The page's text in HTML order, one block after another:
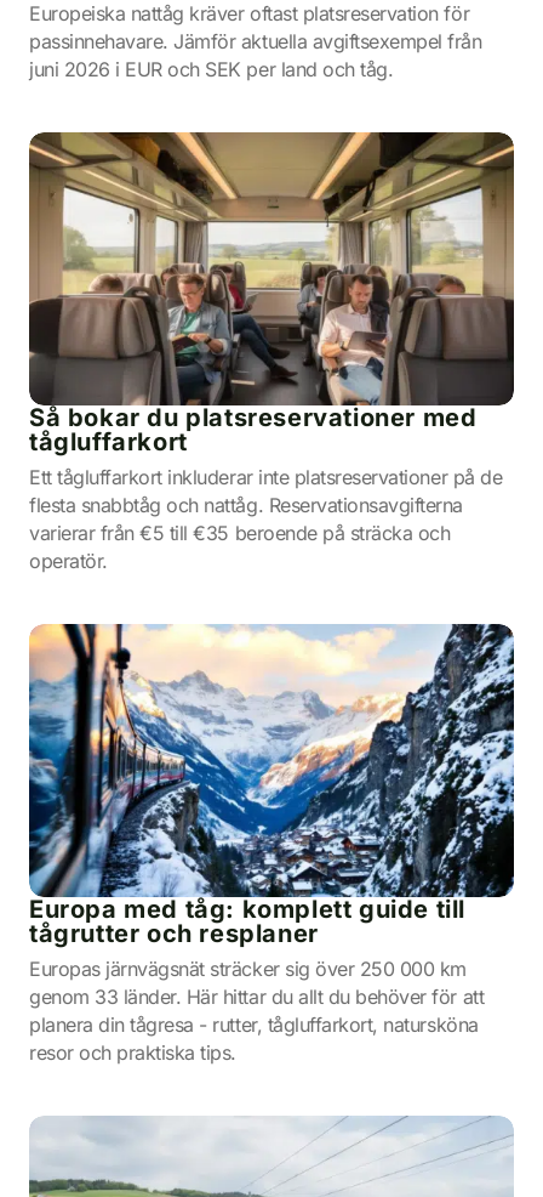
Europeiska nattåg kräver oftast platsreservation för
passinnehavare. Jämför aktuella avgiftsexempel från
juni 2026 i EUR och SEK per land och tåg.
Så bokar du platsreservationer med
tågluffarkort
Ett tågluffarkort inkluderar inte platsreservationer på de
flesta snabbtåg och nattåg. Reservationsavgifterna
varierar från €5 till €35 beroende på sträcka och
operatör.
Europa med tåg: komplett guide till
tågrutter och resplaner
Europas järnvägsnät sträcker sig över 250 000 km
genom 33 länder. Här hittar du allt du behöver för att
planera din tågresa - rutter, tågluffarkort, natursköna
resor och praktiska tips.